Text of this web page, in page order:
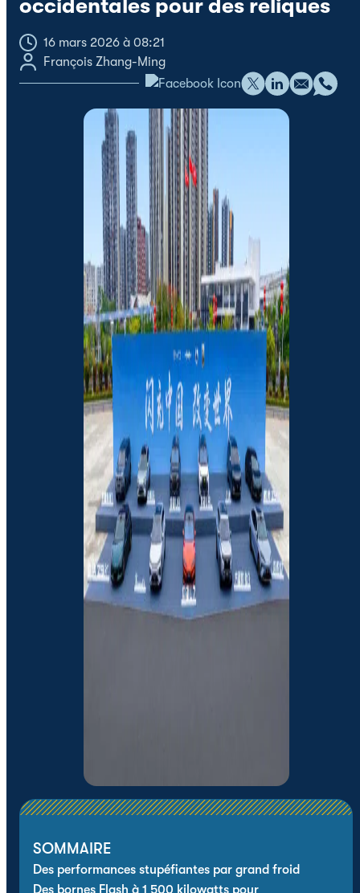
occidentales pour des reliques
16 mars 2026 à 08:21
François Zhang-Ming
SOMMAIRE
Des performances stupéfiantes par grand froid
Des bornes Flash à 1 500 kilowatts pour